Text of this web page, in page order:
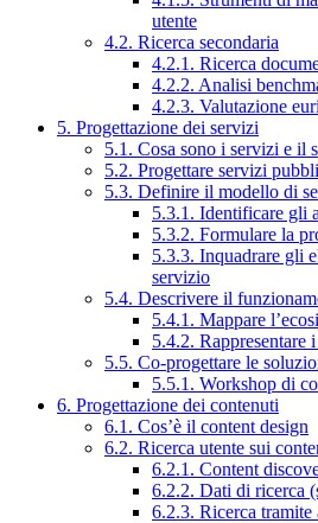
utente
4.2. Ricerca secondaria
4.2.1. Ricerca
4.2.2. Analisi
4.2.3. Valutazione
5. Progettazione dei servizi
5.1. Cosa sono i servizi e il
5.2. Progettare servizi
5.3. Definire il modello di
5.3.1. Identificare gli
5.3.2. Formulare la
5.3.3. Inquadrare gli
servizio
5.4. Descrivere il
5.4.1. Mappare
5.4.2. Rappresentare
5.5. Co-progettare le
5.5.1. Workshop di
6. Progettazione dei contenuti
6.1. Cos’è il content design
6.2. Ricerca utente sui
6.2.1. Content
6.2.2. Dati di ricerca
6.2.3. Ricerca tramite